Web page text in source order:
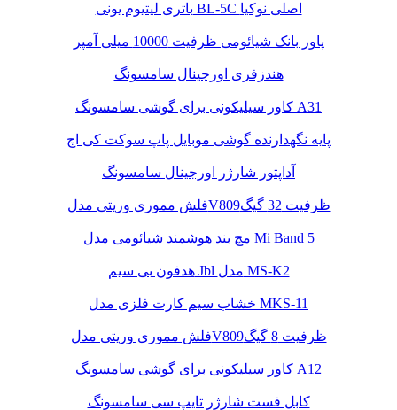
باتری لیتیوم یونی BL-5C اصلی نوکیا
پاور بانک شیائومی ظرفیت 10000 میلی آمپر
هندزفری اورجینال سامسونگ
کاور سیلیکونی برای گوشی سامسونگ A31
پایه نگهدارنده گوشی موبایل پاپ سوکت کی اچ
آداپتور شارژر اورجینال سامسونگ
فلش مموری وریتی مدلV809ظرفیت 32 گیگ
مچ بند هوشمند شیائومی مدل Mi Band 5
هدفون بی سیم Jbl مدل MS-K2
خشاب سیم کارت فلزی مدل MKS-11
فلش مموری وریتی مدلV809ظرفیت 8 گیگ
کاور سیلیکونی برای گوشی سامسونگ A12
کابل فست شارژر تایپ سی سامسونگ